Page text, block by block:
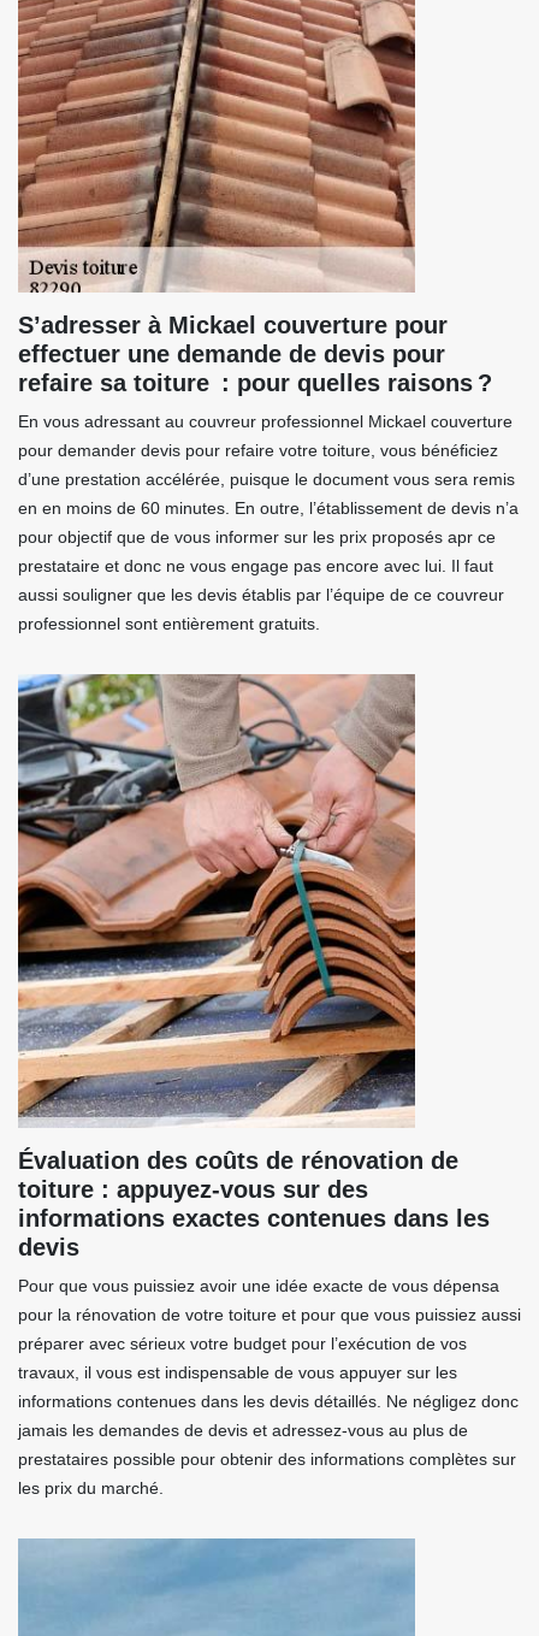
S’adresser à Mickael couverture pour
effectuer une demande de devis pour
refaire sa toiture : pour quelles raisons ?
En vous adressant au couvreur professionnel Mickael couverture
pour demander devis pour refaire votre toiture, vous bénéficiez
d’une prestation accélérée, puisque le document vous sera remis
en en moins de 60 minutes. En outre, l’établissement de devis n’a
pour objectif que de vous informer sur les prix proposés apr ce
prestataire et donc ne vous engage pas encore avec lui. Il faut
aussi souligner que les devis établis par l’équipe de ce couvreur
professionnel sont entièrement gratuits.
Évaluation des coûts de rénovation de
toiture : appuyez-vous sur des
informations exactes contenues dans les
devis
Pour que vous puissiez avoir une idée exacte de vous dépensa
pour la rénovation de votre toiture et pour que vous puissiez aussi
préparer avec sérieux votre budget pour l’exécution de vos
travaux, il vous est indispensable de vous appuyer sur les
informations contenues dans les devis détaillés. Ne négligez donc
jamais les demandes de devis et adressez-vous au plus de
prestataires possible pour obtenir des informations complètes sur
les prix du marché.